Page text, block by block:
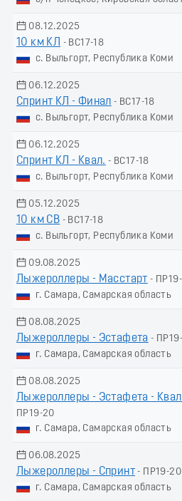
08.12.2025
10 км КЛ
- ВС17-18
с. Выльгорт, Республика Коми
06.12.2025
Спринт КЛ - Финал - ВС17-18
с. Выльгорт, Республика Коми
06.12.2025
Спринт КЛ - Квал. - ВС17-18
с. Выльгорт, Республика Коми
05.12.2025
10 км СВ - ВС17-18
с. Выльгорт, Республика Коми
09.08.2025
Лыжероллеры - Масстарт -
г. Самара, Самарская область
08.08.2025
Лыжероллеры - Эстафета -
г. Самара, Самарская область
08.08.2025
Лыжероллеры - Эстафета -
ПР19-20
г. Самара, Самарская область
06.08.2025
Лыжероллеры - Спринт - ПР19-20
г. Самара, Самарская область